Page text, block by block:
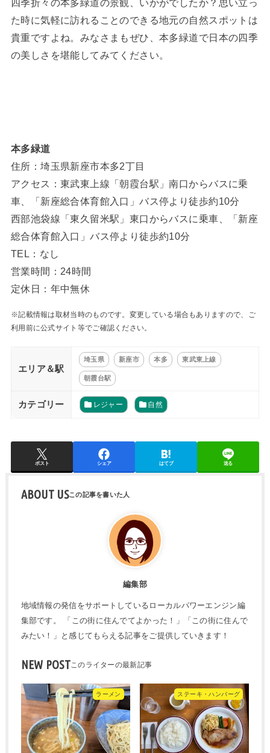
四季折々の本多緑道の景観、いかがでしたか？思い立っ
た時に気軽に訪れることのできる地元の自然スポットは
貴重ですよね。みなさまもぜひ、本多緑道で日本の四季
の美しさを堪能してみてください。
本多緑道
住所：埼玉県新座市本多2丁目
アクセス：東武東上線「朝霞台駅」南口からバスに乗
車、「新座総合体育館入口」バス停より徒歩約10分
西部池袋線「東久留米駅」東口からバスに乗車、「新座
総合体育館入口」バス停より徒歩約10分
TEL：なし
営業時間：24時間
定休日：年中無休
※記載情報は取材当時のものです。変更している場合もありますので、ご
利用前に公式サイト等でご確認ください。
エリア＆駅
埼玉県 新座市 本多 東武東上線
朝霞台駅
カテゴリー レジャー 自然
ポスト シェア はてブ 送る
ABOUT US
編集部
地域情報の発信をサポートしているローカルパワーエンジン編
集部です。 「この街に住んでてよかった！」「この街に住んで
みたい！」と感じてもらえる記事をご提供していきます！
NEW POST
ラーメン ステーキ・ハンバーグ